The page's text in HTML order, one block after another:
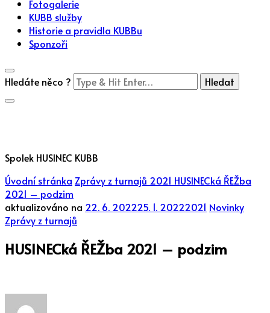
Fotogalerie
KUBB služby
Historie a pravidla KUBBu
Sponzoři
Hledáte něco ?
Spolek HUSINEC KUBB
Úvodní stránka Zprávy z turnajů 2021 HUSINECká ŘEŽba
2021 – podzim
aktualizováno na 22. 6. 202225. 1. 20222021 Novinky
Zprávy z turnajů
HUSINECká ŘEŽba 2021 – podzim